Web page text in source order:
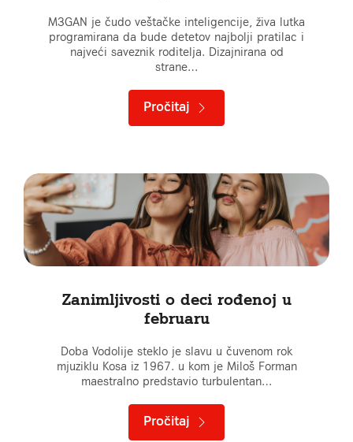
M3GAN je čudo veštačke inteligencije, živa lutka
programirana da bude detetov najbolji pratilac i
najveći saveznik roditelja. Dizajnirana od
strane…
Pročitaj
Zanimljivosti o deci rođenoj u
februaru
Doba Vodolije steklo je slavu u čuvenom rok
mjuziklu Kosa iz 1967. u kom je Miloš Forman
maestralno predstavio turbulentan…
Pročitaj